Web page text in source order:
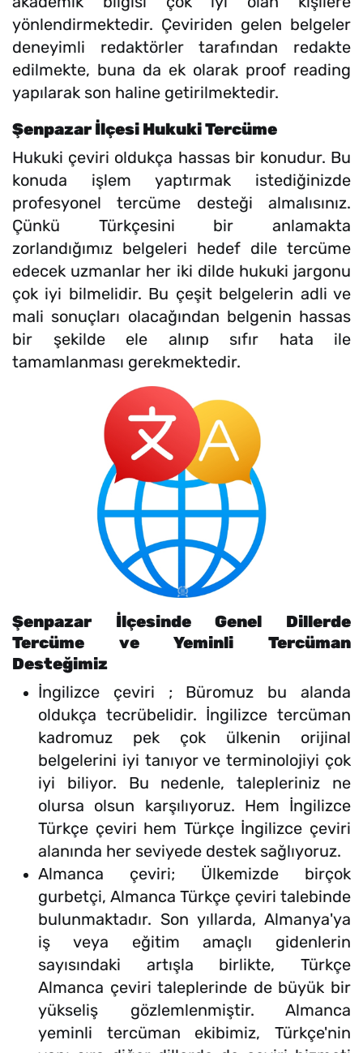
yönlendirmektedir. Çeviriden gelen belgeler
deneyimli redaktörler tarafından redakte
edilmekte, buna da ek olarak proof reading
yapılarak son haline getirilmektedir.
Şenpazar İlçesi Hukuki Tercüme
Hukuki çeviri oldukça hassas bir konudur. Bu
konuda işlem yaptırmak istediğinizde
profesyonel tercüme desteği almalısınız.
Çünkü Türkçesini bir anlamakta
zorlandığımız belgeleri hedef dile tercüme
edecek uzmanlar her iki dilde hukuki jargonu
çok iyi bilmelidir. Bu çeşit belgelerin adli ve
mali sonuçları olacağından belgenin hassas
bir şekilde ele alınıp sıfır hata ile
tamamlanması gerekmektedir.
Şenpazar İlçesinde Genel Dillerde
Tercüme ve Yeminli Tercüman
Desteğimiz
İngilizce çeviri ; Büromuz bu alanda
oldukça tecrübelidir. İngilizce tercüman
kadromuz pek çok ülkenin orijinal
belgelerini iyi tanıyor ve terminolojiyi çok
iyi biliyor. Bu nedenle, talepleriniz ne
olursa olsun karşılıyoruz. Hem İngilizce
Türkçe çeviri hem Türkçe İngilizce çeviri
alanında her seviyede destek sağlıyoruz.
Almanca çeviri; Ülkemizde birçok
gurbetçi, Almanca Türkçe çeviri talebinde
bulunmaktadır. Son yıllarda, Almanya'ya
iş veya eğitim amaçlı gidenlerin
sayısındaki artışla birlikte, Türkçe
Almanca çeviri taleplerinde de büyük bir
yükseliş gözlemlenmiştir. Almanca
yeminli tercüman ekibimiz, Türkçe'nin